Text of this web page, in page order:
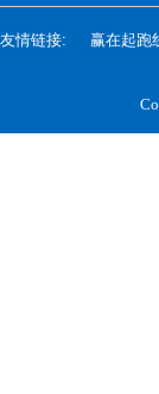
友情链接: 赢在起跑